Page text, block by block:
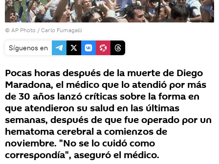
© AP Photo / Carlo Fumagalli
Síguenos en
Pocas horas después de la muerte de Diego
Maradona, el médico que lo atendió por más
de 30 años lanzó críticas sobre la forma en
que atendieron su salud en las últimas
semanas, después de que fue operado por un
hematoma cerebral a comienzos de
noviembre. "No se lo cuidó como
correspondía", aseguró el médico.